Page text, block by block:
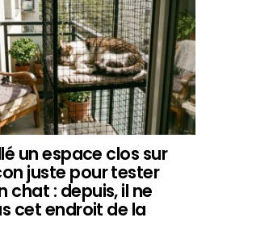
un espace clos sur
juste pour tester
chat : depuis, il ne
cet endroit de la